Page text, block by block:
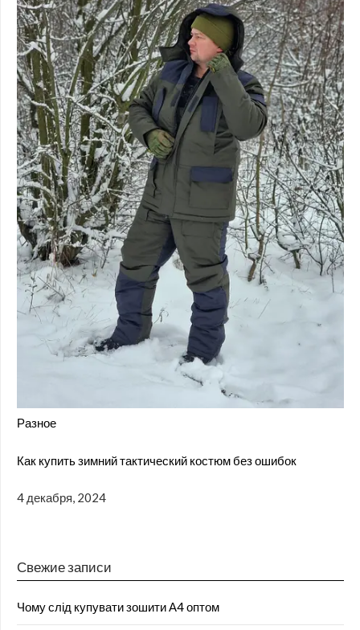
Разное
Как купить зимний тактический костюм без ошибок
4 декабря, 2024
Свежие записи
Чому слід купувати зошити А4 оптом